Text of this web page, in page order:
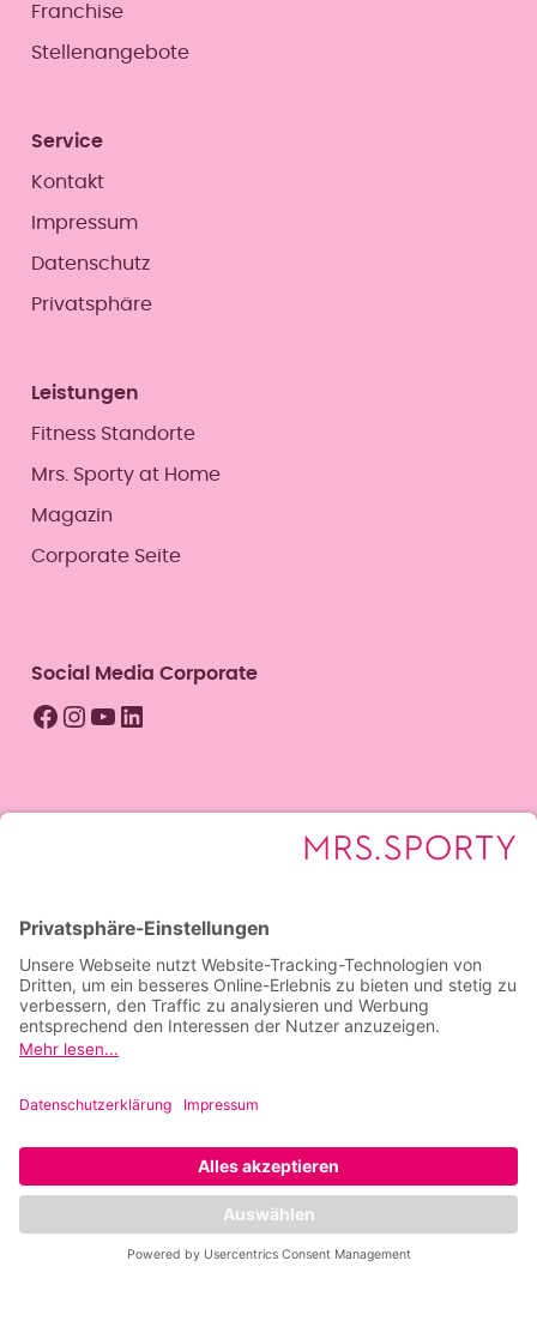
Franchise
Stellenangebote
Service
Kontakt
Impressum
Datenschutz
Privatsphäre
Leistungen
Fitness Standorte
Mrs. Sporty at Home
Magazin
Corporate Seite
Social Media Corporate
Facebook
Instagram
YouTube
LinkedIn
*8 Wochen trainieren für einmalig 39 €, erst
danach startet deine Jahresmitgliedschaft.
Abschluss einer Jahresmitgliedschaft nutzbar. Die
wöchigen Startphase. Du kannst bis 14 Tage vor
Ende der Startphase per Sonderkündigung
beenden. Ohne Sonderkündigung startet die
Mitgliedschaft anschließend zu den regulären
Clubkonditionen. Danach gelten die Beiträge der